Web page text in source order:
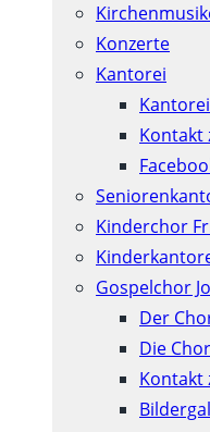
Konzerte
Kantorei
Kontakt
Kinderchor
Gospelchor
Der
Die
Kontakt